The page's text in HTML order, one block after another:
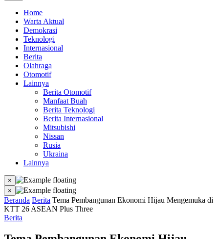
Home
Warta Aktual
Demokrasi
Teknologi
Internasional
Berita
Olahraga
Otomotif
Lainnya
Berita Otomotif
Manfaat Buah
Berita Teknologi
Berita Internasional
Mitsubishi
Nissan
Rusia
Ukraina
Lainnya
×
×
Beranda Berita Tema Pembangunan Ekonomi Hijau Mengemuka di
KTT 26 ASEAN Plus Three
Berita